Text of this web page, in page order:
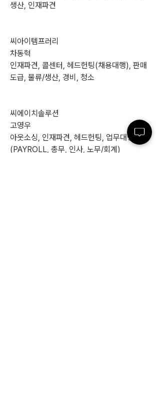
생산, 인재파견
씨아이템프러리
차동혁
인재파견, 콜센터, 헤드헌팅(채용대행), 판매
도급, 물류/생산, 경비, 청소
씨에이치솔루션
고영우
아웃소싱, 인재파견, 헤드헌팅, 업무대행
(PAYROLL, 총무, 인사, 노무/회계)